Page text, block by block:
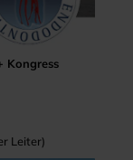
Kongress
Leiter)